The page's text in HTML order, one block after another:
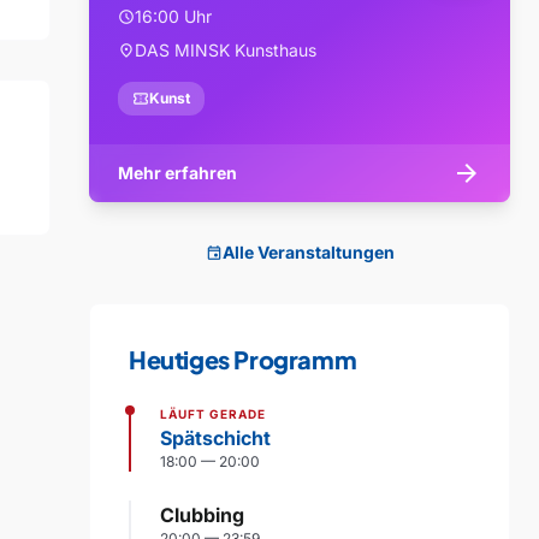
schedule16:00 Uhr
location_onDAS MINSK Kunsthaus
confirmation_numberKunst
Mehr erfahren arrow_forward
eventAlle Veranstaltungen
Heutiges Programm
LÄUFT GERADE
Spätschicht
18:00 — 20:00
Clubbing